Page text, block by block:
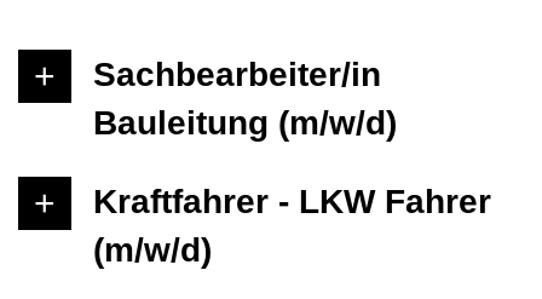
Sachbearbeiter/in
Bauleitung (m/w/d)
Kraftfahrer - LKW Fahrer
(m/w/d)